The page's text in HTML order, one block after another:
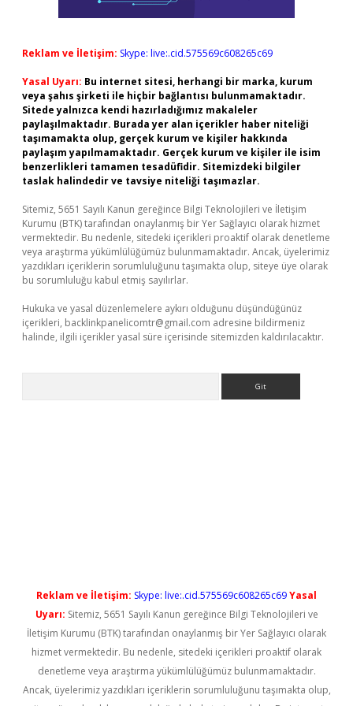
Reklam ve İletişim: Skype: live:.cid.575569c608265c69
Yasal Uyarı: Bu internet sitesi, herhangi bir marka, kurum
veya şahıs şirketi ile hiçbir bağlantısı bulunmamaktadır.
Sitede yalnızca kendi hazırladığımız makaleler
paylaşılmaktadır. Burada yer alan içerikler haber niteliği
taşımamakta olup, gerçek kurum ve kişiler hakkında
paylaşım yapılmamaktadır. Gerçek kurum ve kişiler ile isim
benzerlikleri tamamen tesadüfidir. Sitemizdeki bilgiler
taslak halindedir ve tavsiye niteliği taşımazlar.
Sitemiz, 5651 Sayılı Kanun gereğince Bilgi Teknolojileri ve İletişim
Kurumu (BTK) tarafından onaylanmış bir Yer Sağlayıcı olarak hizmet
vermektedir. Bu nedenle, sitedeki içerikleri proaktif olarak denetleme
veya araştırma yükümlülüğümüz bulunmamaktadır. Ancak, üyelerimiz
yazdıkları içeriklerin sorumluluğunu taşımakta olup, siteye üye olarak
bu sorumluluğu kabul etmiş sayılırlar.
Hukuka ve yasal düzenlemelere aykırı olduğunu düşündüğünüz
içerikleri, backlinkpanelicomtr@gmail.com adresine bildirmeniz
halinde, ilgili içerikler yasal süre içerisinde sitemizden kaldırılacaktır.
Reklam ve İletişim: Skype: live:.cid.575569c608265c69Yasal
Uyarı: Sitemiz, 5651 Sayılı Kanun gereğince Bilgi Teknolojileri ve
İletişim Kurumu (BTK) tarafından onaylanmış bir Yer Sağlayıcı olarak
hizmet vermektedir. Bu nedenle, sitedeki içerikleri proaktif olarak
denetleme veya araştırma yükümlülüğümüz bulunmamaktadır.
Ancak, üyelerimiz yazdıkları içeriklerin sorumluluğunu taşımakta olup,